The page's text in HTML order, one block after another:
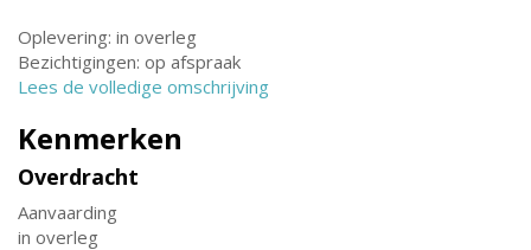
Oplevering: in overleg
Bezichtigingen: op afspraak
Lees de volledige omschrijving
Kenmerken
Overdracht
Aanvaarding
in overleg